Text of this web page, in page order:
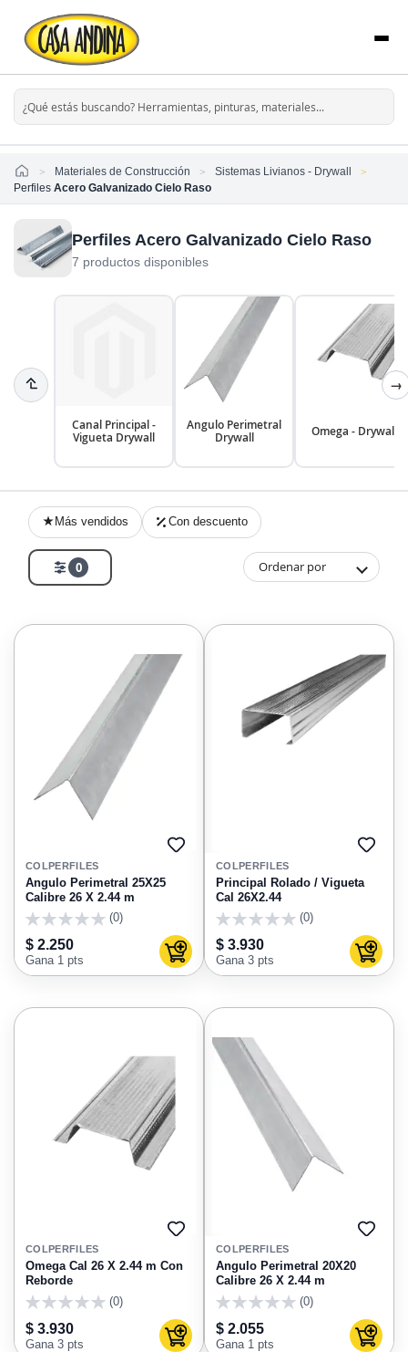
HomeMateriales de Construcción
Sistemas Livianos - Drywall
Perfiles Acero Galvanizado Cielo Raso
Perfiles Acero Galvanizado Cielo Raso
7 productos disponibles
Canal Principal -
Vigueta Drywall
Angulo Perimetral
Drywall
Omega - Drywall
→
Más vendidos Con descuento
0 Ordenar por
AGREGAR
FAVORITOS
COLPERFILES
Angulo Perimetral 25X25
Calibre 26 X 2.44 m
(0)
$ 2.250
Gana 1 pts Agregar al carrito
COLPERFILES
Principal Rolado / Vigueta
Cal 26X2.44
(0)
$ 3.930
Gana 3 pts
AGREGAR
FAVORITOS
COLPERFILES
Omega Cal 26 X 2.44 m Con
Reborde
(0)
$ 3.930
Gana 3 pts Agregar al carrito
COLPERFILES
Angulo Perimetral 20X20
Calibre 26 X 2.44 m
(0)
$ 2.055
Gana 1 pts